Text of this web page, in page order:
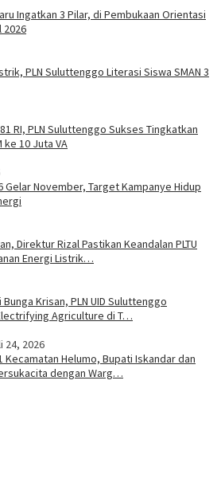
Ingatkan 3 Pilar, di Pembukaan Orientasi
2026
PLN Suluttenggo Literasi Siswa SMAN 3
RI, PLN Suluttenggo Sukses Tingkatkan
ke 10 Juta VA
Gelar November, Target Kampanye Hidup
Direktur Rizal Pastikan Keandalan PLTU
Energi Listrik…
Krisan, PLN UID Suluttenggo
Agriculture di T…
24, 2026
Kecamatan Helumo, Bupati Iskandar dan
dengan Warg…